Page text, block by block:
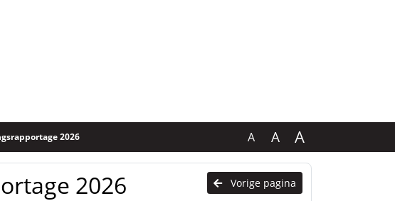
2026 A A A
Vorige pagina
2026